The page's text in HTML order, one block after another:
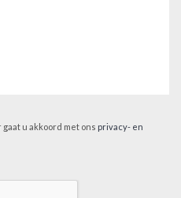
u akkoord met ons privacy- en